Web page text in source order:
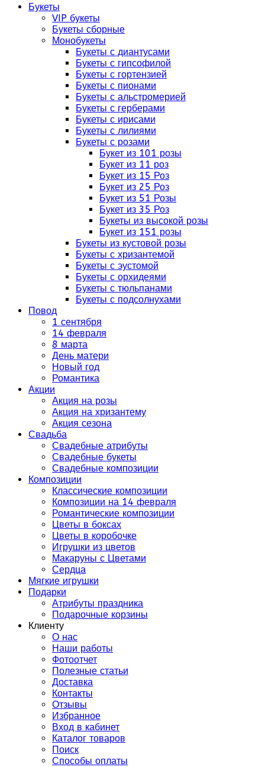
Букеты
VIP букеты
Букеты сборные
Монобукеты
Букеты с диантусами
Букеты с гипсофилой
Букеты с гортензией
Букеты с пионами
Букеты с альстромерией
Букеты с герберами
Букеты с ирисами
Букеты с лилиями
Букеты с розами
Букет из 101 розы
Букет из 11 роз
Букет из 15 Роз
Букет из 25 Роз
Букет из 51 Розы
Букет из 35 Роз
Букеты из высокой розы
Букет из 151 розы
Букеты из кустовой розы
Букеты с хризантемой
Букеты с эустомой
Букеты с орхидеями
Букеты с тюльпанами
Букеты с подсолнухами
Повод
1 сентября
14 февраля
8 марта
День матери
Новый год
Романтика
Акции
Акция на розы
Акция на хризантему
Акция сезона
Свадьба
Свадебные атрибуты
Свадебные букеты
Свадебные композиции
Композиции
Классические композиции
Композиции на 14 февраля
Романтические композиции
Цветы в боксах
Цветы в коробочке
Игрушки из цветов
Макаруны с Цветами
Сердца
Мягкие игрушки
Подарки
Атрибуты праздника
Подарочные корзины
Клиенту
О нас
Наши работы
Фотоотчет
Полезные статьи
Доставка
Контакты
Отзывы
Избранное
Вход в кабинет
Каталог товаров
Поиск
Способы оплаты